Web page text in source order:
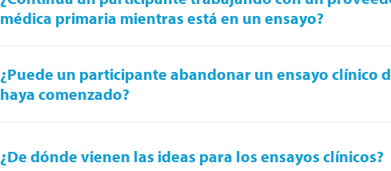
médica primaria mientras está en un ensayo?
¿Puede un participante abandonar un ensayo clínico
haya comenzado?
¿De dónde vienen las ideas para los ensayos clínicos?